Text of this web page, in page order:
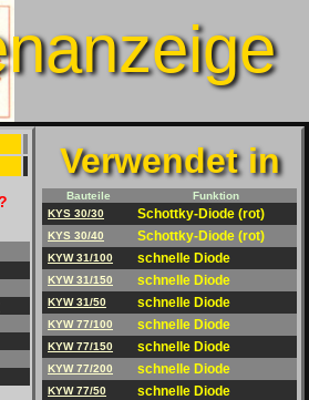
Verwendet in
Bauteile
Funktion
KYS 30/30
Schottky-Diode (rot)
KYS 30/40 Schottky-Diode (rot)
KYW 31/100 schnelle Diode
KYW 31/150 schnelle Diode
KYW 31/50 schnelle Diode
KYW 77/100 schnelle Diode
KYW 77/150 schnelle Diode
KYW 77/200 schnelle Diode
KYW 77/50 schnelle Diode